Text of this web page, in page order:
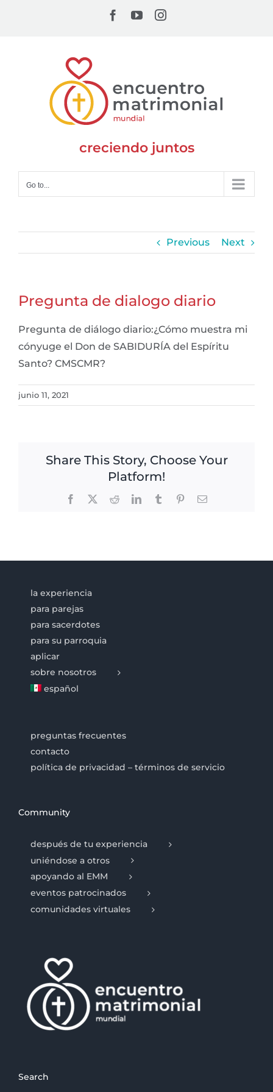
Facebook
YouTubeInstagram
creciendo juntos
Go to...
Previous Next
Pregunta de dialogo diario
Pregunta de diálogo diario:¿Cómo muestra mi
cónyuge el Don de SABIDURÍA del Espíritu
Santo? CMSCMR?
junio 11, 2021
Share This Story, Choose Your
Platform!
Facebook RedditLinkedInTumblr PinterestEmail
la experiencia
para parejas
para sacerdotes
para su parroquia
aplicar
sobre nosotros
español
preguntas frecuentes
contacto
política de privacidad – términos de servicio
Community
después de tu experiencia
uniéndose a otros
apoyando al EMM
eventos patrocinados
comunidades virtuales
Search